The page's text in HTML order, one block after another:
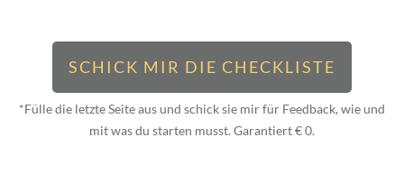
SCHICK MIR DIE CHECKLISTE
*Fülle die letzte Seite aus und schick sie mir für Feedback, wie und
mit was du starten musst. Garantiert € 0.